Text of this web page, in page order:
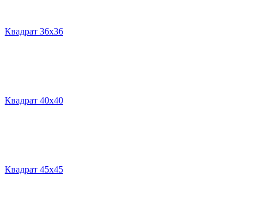
Квадрат 36х36
Квадрат 40х40
Квадрат 45х45